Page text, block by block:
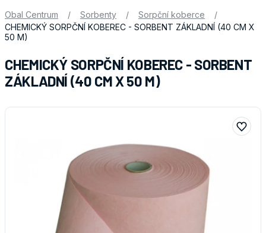
Obal Centrum / Sorbenty / Sorpční koberce
/
CHEMICKÝ SORPČNÍ KOBEREC - SORBENT ZÁKLADNÍ (40 CM X
50 M)
CHEMICKÝ SORPČNÍ KOBEREC - SORBENT
ZÁKLADNÍ (40 CM X 50 M)